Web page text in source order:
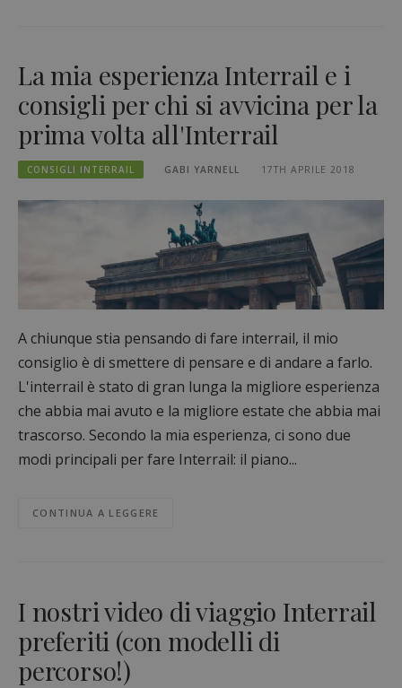
La mia esperienza Interrail e i
consigli per chi si avvicina per la
prima volta all'Interrail
CONSIGLI INTERRAIL GABI YARNELL 17TH APRILE 2018
A chiunque stia pensando di fare interrail, il mio
consiglio è di smettere di pensare e di andare a farlo.
L'interrail è stato di gran lunga la migliore esperienza
che abbia mai avuto e la migliore estate che abbia mai
trascorso. Secondo la mia esperienza, ci sono due
modi principali per fare Interrail: il piano...
CONTINUA A LEGGERE
I nostri video di viaggio Interrail
preferiti (con modelli di
percorso!)